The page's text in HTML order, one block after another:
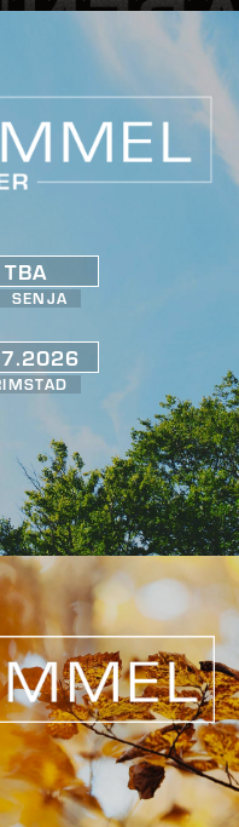
SENJA